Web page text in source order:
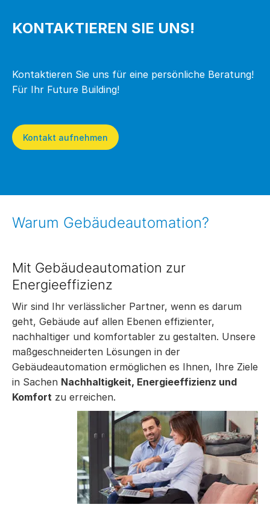
KONTAKTIEREN SIE UNS!
Kontaktieren Sie uns für eine persönliche Beratung!
Für Ihr Future Building!
Kontakt aufnehmen
Warum Gebäudeautomation?
Mit Gebäudeautomation zur
Energieeffizienz
Wir sind Ihr verlässlicher Partner, wenn es darum
geht, Gebäude auf allen Ebenen effizienter,
nachhaltiger und komfortabler zu gestalten. Unsere
maßgeschneiderten Lösungen in der
Gebäudeautomation ermöglichen es Ihnen, Ihre Ziele
in Sachen Nachhaltigkeit, Energieeffizienz und
Komfort zu erreichen.